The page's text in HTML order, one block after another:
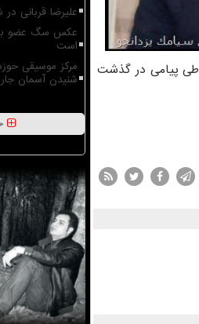
طی پیامی در گذشت
علیرضا قربانی
عکس سگ عضو بی
است
مرکز موسیقی
شنیدن آسمان